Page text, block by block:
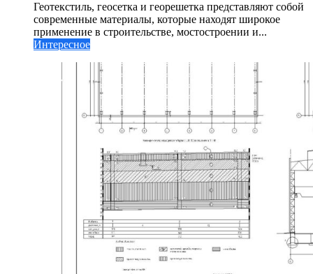
Геотекстиль, геосетка и георешетка представляют собой
современные материалы, которые находят широкое
применение в строительстве, мостостроении и...
Интересное